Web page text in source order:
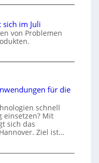
im Juli
von Problemen
für die
schnell
einsetzen? Mit
sich das
Ziel ist…